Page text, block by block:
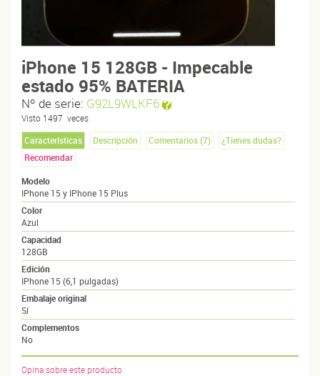
iPhone 15 128GB - Impecable
estado 95% BATERIA
Nº de serie: G92L9WLKF6
Visto 1497 veces
Características
Descripción Comentarios (7)
¿Tienes dudas?
Recomendar
Modelo
IPhone 15 y IPhone 15 Plus
Color
Azul
Capacidad
128GB
Edición
IPhone 15 (6,1 pulgadas)
Embalaje original
Sí
Complementos
No
Opina sobre este producto